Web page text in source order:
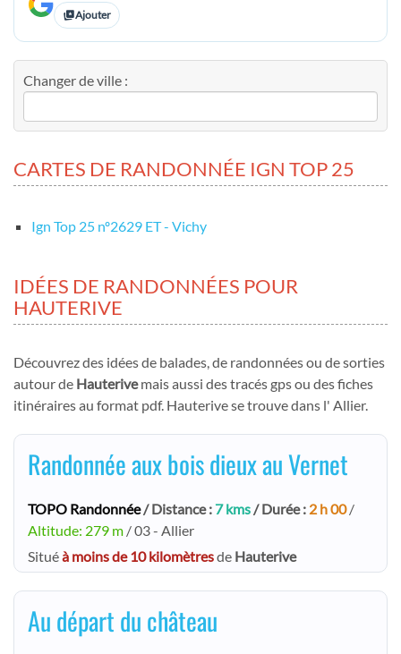
Ajouter
Changer de ville :
CARTES DE RANDONNÉE IGN TOP 25
Ign Top 25 nº2629 ET - Vichy
IDÉES DE RANDONNÉES POUR
HAUTERIVE
Découvrez des idées de balades, de randonnées ou de sorties
autour de Hauterivemais aussi des tracés gps ou des fiches
itinéraires au format pdf. Hauterive se trouve dans l' Allier.
Randonnée aux bois dieux au Vernet
TOPO Randonnée/ Distance : 7 kms/ Durée : 2 h 00/
Altitude: 279 m / 03 - Allier
Situéà moins de 10 kilomètresde Hauterive
Au départ du château